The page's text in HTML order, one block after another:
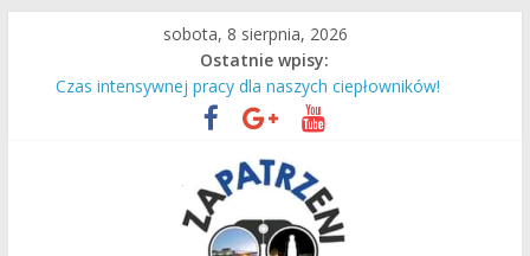
sobota, 8 sierpnia, 2026
Ostatnie wpisy:
Czas intensywnej pracy dla naszych ciepłowników!
Słodka niepamięć…
We wrześniu planowane jest spotkanie na tym terenie!
Do Lichenia z konińskim PKS!
36. raz wyruszyli na Jasną Górę